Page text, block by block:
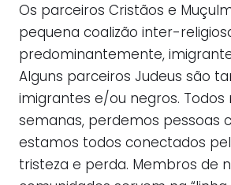
Os parceiros Cristãos e
pequena coalizão inter-
predominantemente,
Alguns parceiros Judeus são
imigrantes e/ou negros. Todos
semanas, perdemos pessoas
estamos todos conectados
tristeza e perda. Membros de